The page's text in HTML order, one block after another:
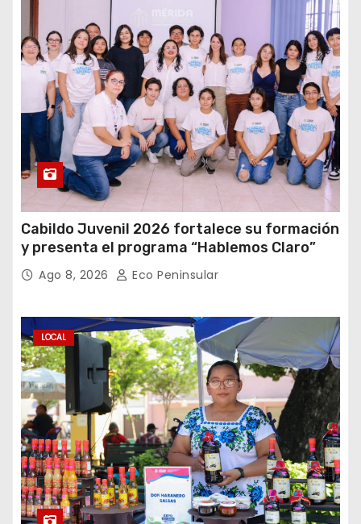
Cabildo Juvenil 2026 fortalece su formación
y presenta el programa “Hablemos Claro”
Ago 8, 2026 Eco Peninsular
LOCAL